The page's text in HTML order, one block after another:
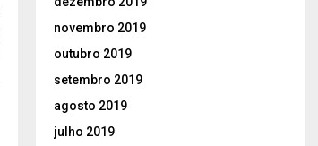
novembro 2019
outubro 2019
setembro 2019
agosto 2019
julho 2019